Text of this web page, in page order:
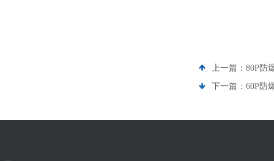
上一篇： 80P防
下一篇： 60P防